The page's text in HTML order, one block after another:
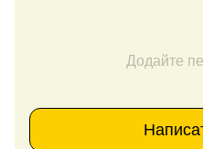
Додайте